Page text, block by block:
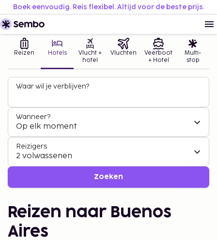
Boek eenvoudig. Reis flexibel. Altijd voor de beste prijs.
Reizen Hotels
Vlucht +
hotel
Vluchten
Veerboot
+ Hotel
Multi-
stop
Waar wil je verblijven?
Wanneer?
Op elk moment
Reizigers
2 volwassenen
Zoeken
Reizen naar Buenos
Aires